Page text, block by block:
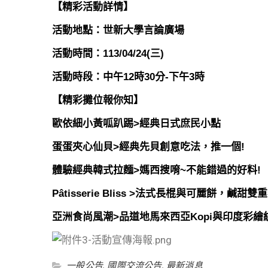
【精彩活動詳情】
活動地點：世新大學言論廣場
活動時間：113/04/24(三)
活動時段：中午12時30分-下午3時
【精彩攤位報你知】
歐依細小黃呱趴踢>經典日式庶民小點
蛋蛋夾心仙貝>經典先貝創意吃法，推一個!
體驗經典韓式拉麵>媽西搜唷~不能錯過的好料!
Pâtisserie Bliss >法式長棍與可麗餅，鹹甜雙
亞洲食尚風潮>品道地馬來西亞Kopi與印度彩繪
一般公告, 國際交流公告,最新消息